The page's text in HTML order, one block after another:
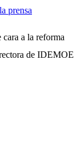
prensa
a la reforma
de IDEMOE